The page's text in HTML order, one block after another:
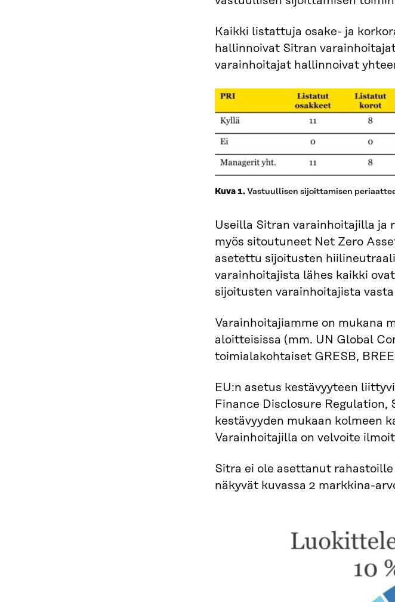
Kaikki listattuja osake- ja
hallinnoivat Sitran
varainhoitajat hallinnoivat
Kuva 1.Vastuullisen sijoittamisen
Useilla Sitran varainhoitajilla ja
myös sitoutuneet Net Zero
asetettu sijoitusten
varainhoitajista lähes kaikki
sijoitusten varainhoitajista
Varainhoitajiamme on mukana
aloitteisissa (mm. UN Global
toimialakohtaiset GRESB,
EU:n asetus kestävyyteen
Finance Disclosure
kestävyyden mukaan kolmeen
Varainhoitajilla on velvoite
Sitra ei ole asettanut
näkyvät kuvassa 2 markkina-